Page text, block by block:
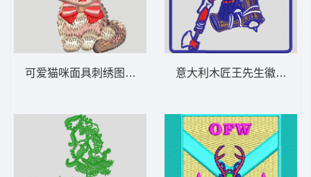
可爱猫咪面具刺绣图案 小猫 意大利木匠王先生徽章 徽